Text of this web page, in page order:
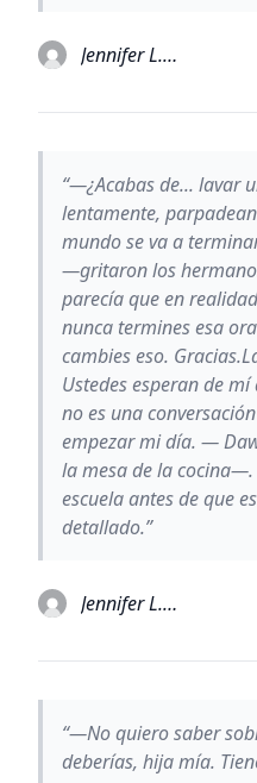
Jennifer L. Armentrout
“—¿Acabas de... lavar
lentamente,
mundo se va a
—gritaron los
parecía que en
nunca termines esa
cambies eso.
Ustedes esperan de
no es una
empezar mi día. —
la mesa de la cocina—.
escuela antes de que
detallado.”
Jennifer L. Armentrout
“—No quiero saber
deberías, hija mía.